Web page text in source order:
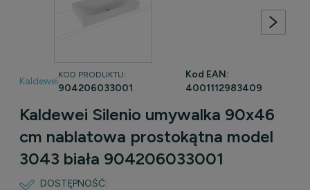
Kaldewei
KOD PRODUKTU:
904206033001
Kod EAN:
4001112983409
Kaldewei Silenio umywalka 90x46
cm nablatowa prostokątna model
3043 biała 904206033001
DOSTĘPNOŚĆ: